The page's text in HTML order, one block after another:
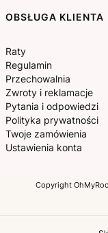
OBSŁUGA KLIENTA
Raty
Regulamin
Przechowalnia
Zwroty i reklamacje
Pytania i odpowiedzi
Polityka prywatności
Twoje zamówienia
Ustawienia konta
Copyright